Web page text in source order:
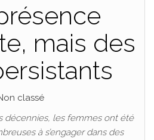
mais des
classé
décennies, les femmes ont été
à s’engager dans des